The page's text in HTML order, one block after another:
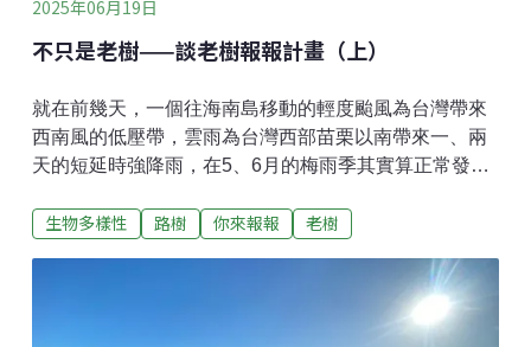
練習登入帳號，然後上傳資料到
2025年06月19日
不只是老樹——談老樹報報計畫（上）
就在前幾天，一個往海南島移動的輕度颱風為台灣帶來
西南風的低壓帶，雲雨為台灣西部苗栗以南帶來一、兩
天的短延時強降雨，在5、6月的梅雨季其實算正常發
樹在雨後應聲而倒，造成了一死三傷的不幸事件。其實
車或建築物財產傷亡的新聞，而這類都會區的意外，是
我們可以加以預防減少發生的嗎？2016年的5月1日是美
國的植樹節，在這美好的春日，我置身波特蘭市中心公
生物多樣性 路樹 你來報報 老樹